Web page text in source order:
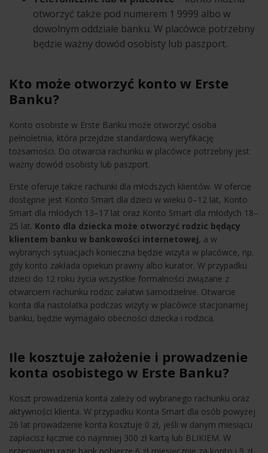
otworzyć także pod numerem 1 9999 albo w
dowolnym oddziale banku. W placówce potrzebny
będzie ważny dowód osobisty lub paszport.
Kto może otworzyć konto w Erste
Banku?
Konto osobiste w Erste Banku może otworzyć osoba
pełnoletnia, która przejdzie standardową weryfikację
tożsamości. Do otwarcia rachunku w placówce potrzebny jest
ważny dowód osobisty lub paszport.
Erste oferuje także rachunki dla młodszych klientów. W ofercie
dostępne jest Konto Smart dla dzieci w wieku 0–12 lat, Konto
Smart dla młodych 13–17 lat oraz Konto Smart dla młodych 18–
25 lat. Konto dla dziecka może otworzyć rodzic będący
klientem banku w bankowości internetowej, a w
wybranych sytuacjach konieczna będzie wizyta w placówce, np.
gdy konto zakłada opiekun prawny albo kurator. W przypadku
dzieci do 12 roku życia wszystkie formalności związane z
otwarciem rachunku rodzic załatwi samodzielnie. Otwarcie
konta dla nastolatka podczas wizyty w placówce stacjonarnej
banku, będzie wymagało obecności dziecka i rodzica.
Ile kosztuje założenie i prowadzenie
konta osobistego w Erste Banku?
Koszt prowadzenia konta zależy od wybranego rachunku oraz
aktywności klienta. W przypadku Konta Smart dla osób powyżej
26 lat prowadzenie konta kosztuje 0 zł, jeśli w danym miesiącu
zapłacisz łącznie co najmniej 300 zł kartą lub BLIKIEM. W